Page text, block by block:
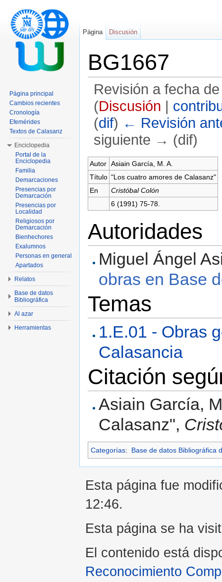
BG1667
Revisión a fecha
(Discusión |
(dif) ← Revisión
siguiente → (dif)
Autor Asiain García, M. A.
Título "Los cuatro amores de Calasanz"
En
Cristóbal Colón
6 (1991) 75-78.
Autoridades
Miguel Ángel
obras en Base
Temas
1.E.01 - Obras
Calasancia
Citación
Asiain García,
Calasanz",
Categorías: Base de datos Bibliográfica
Página Discusión
Página principal
Cambios recientes
Cronología
Efemérides
Textos de Calasanz
Enciclopedia
Portal de la
Enciclopedia
Familia
Demarcaciones
Presencias por
Demarcación
Presencias por
Localidad
Religiosos por
Demarcación
Bienhechores
Exalumnos
Personas en general
Apartados
Relatos
Base de datos
Bibliográfica
Al azar
Herramientas
Esta página fue
12:46.
Esta página se ha
El contenido está
Reconocimiento